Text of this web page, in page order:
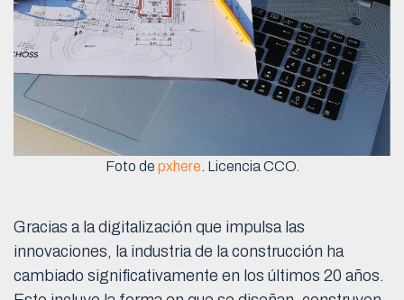
Foto de pxhere . Licencia CCO.
Gracias a la digitalización que impulsa las
innovaciones, la industria de la construcción ha
cambiado significativamente en los últimos 20 años.